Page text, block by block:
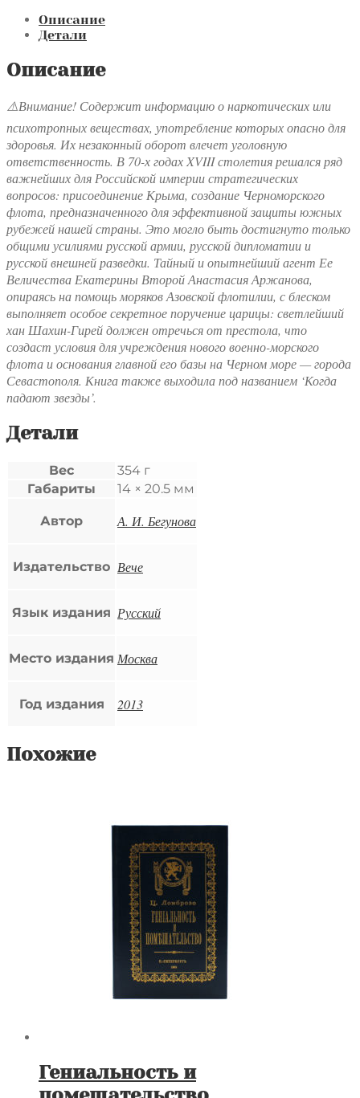
величества
Описание
Детали
Описание
⚠️Внимание! Содержит информацию о наркотических или
психотропных веществах, употребление которых опасно для
здоровья. Их незаконный оборот влечет уголовную
ответственность. В 70-х годах XVIII столетия решался ряд
важнейших для Российской империи стратегических
вопросов: присоединение Крыма, создание Черноморского
флота, предназначенного для эффективной защиты южных
рубежей нашей страны. Это могло быть достигнуто только
общими усилиями русской армии, русской дипломатии и
русской внешней разведки. Тайный и опытнейший агент Ее
Величества Екатерины Второй Анастасия Аржанова,
опираясь на помощь моряков Азовской флотилии, с блеском
выполняет особое секретное поручение царицы: светлейший
хан Шахин-Гирей должен отречься от престола, что
создаст условия для учреждения нового военно-морского
флота и основания главной его базы на Черном море — города
Севастополя. Книга также выходила под названием ‘Когда
падают звезды’.
Детали
Вес
354 г
Габариты
14 × 20.5 мм
Автор А. И. Бегунова
Издательство Вече
Язык издания Русский
Место издания Москва
Год издания 2013
Похожие
Гениальность и